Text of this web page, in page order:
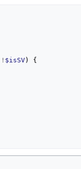
! $isSV)
{